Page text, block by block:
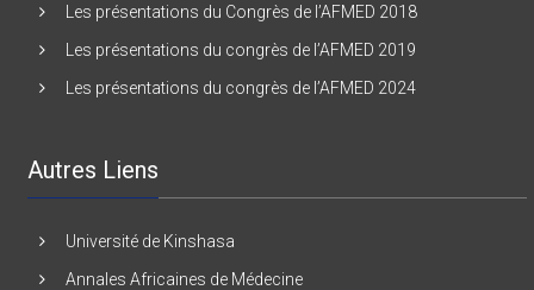
Les présentations du Congrès de l’AFMED 2018
Les présentations du congrès de l’AFMED 2019
Les présentations du congrès de l’AFMED 2024
Autres Liens
Université de Kinshasa
Annales Africaines de Médecine